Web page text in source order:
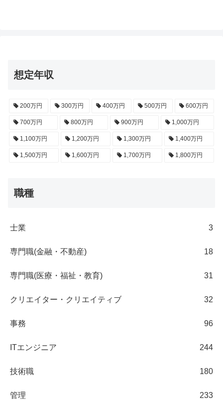
想定年収
200万円 300万円 400万円 500万円 600万円
700万円 800万円 900万円 1,000万円
1,100万円 1,200万円 1,300万円 1,400万円
1,500万円 1,600万円 1,700万円 1,800万円
職種
士業 3
専門職(金融・不動産) 18
専門職(医療・福祉・教育) 31
クリエイター・クリエイティブ 32
事務 96
ITエンジニア 244
技術職 180
管理 233